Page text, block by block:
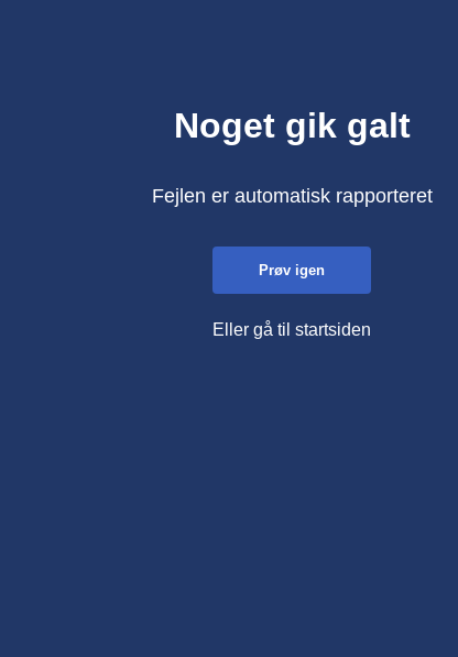
Noget gik galt
Fejlen er automatisk rapporteret
Prøv igen
Eller gå til startsiden